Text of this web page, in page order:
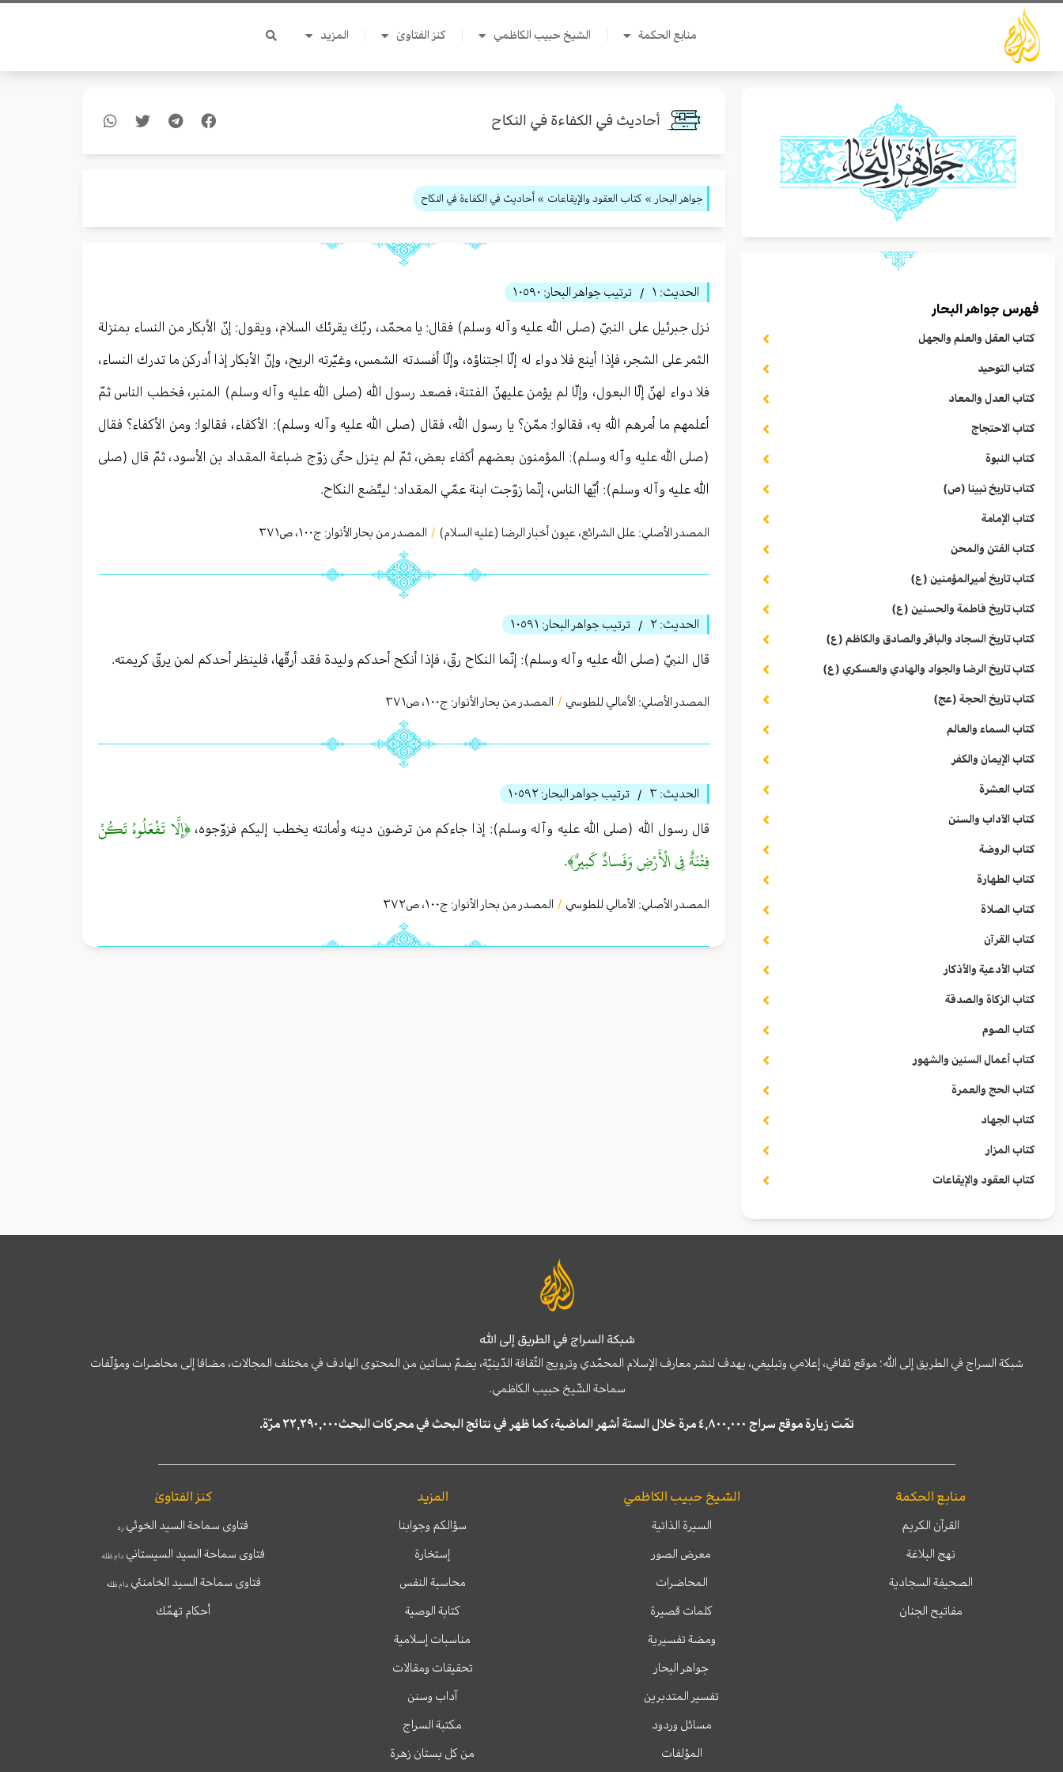
تخطي
المحتوى
منابع الحكمة الشيخ حبيب الكاظمي كنز الفتاوىٰ المزيد
فهرس جواهر البحار
كتاب العقل والعلم والجهل
كتاب التوحيد
كتاب العدل والمعاد
كتاب الاحتجاج
كتاب النبوة
كتاب تاريخ نبينا (ص)
كتاب الإمامة
كتاب الفتن والمحن
كتاب تاريخ أميرالمؤمنين (ع)
كتاب تاريخ فاطمة والحسنين (ع)
كتاب تاريخ السجاد والباقر والصادق والكاظم (ع)
كتاب تاريخ الرضا والجواد والهادي والعسكري (ع)
كتاب تاريخ الحجة (عج)
كتاب السماء والعالم
كتاب الإيمان والكفر
كتاب العشرة
كتاب الآداب والسنن
كتاب الروضة
كتاب الطهارة
كتاب الصلاة
كتاب القرآن
كتاب الأدعية والأذكار
كتاب الزكاة والصدقة
كتاب الصوم
كتاب أعمال السنين والشهور
كتاب الحج والعمرة
كتاب الجهاد
كتاب المزار
كتاب العقود والإيقاعات
أحاديث في الكفاءة في النكاح
جواهر البحار » كتاب العقود والإيقاعات » أحاديث في الكفاءة في النكاح
الحديث: ١ / ترتيب جواهر البحار: ١٠٥٩٠
نزل جبرئيل على النبيّ (صلى الله عليه وآله وسلم) فقال: يا محمّد، ربّك يقرئك السلام، ويقول: إنّ الأبكار من النساء بمنزلة
الثمر على الشجر، فإذا أينع فلا دواء له إلّا اجتناؤه، وإلّا أفسدته الشمس، وغيّرته الريح، وإنّ الأبكار إذا أدركن ما تدرك النساء،
فلا دواء لهنّ إلّا البعول، وإلّا لم يؤمن عليهنّ الفتنة، فصعد رسول الله (صلى الله عليه وآله وسلم) المنبر، فخطب الناس ثمّ
أعلمهم ما أمرهم الله به، فقالوا: ممّن؟ يا رسول الله، فقال (صلى الله عليه وآله وسلم): الأكفاء، فقالوا: ومن الأكفاء؟ فقال
(صلى الله عليه وآله وسلم): المؤمنون بعضهم أكفاء بعض، ثمّ لم ينزل حتّى زوّج ضباعة المقداد بن الأسود، ثمّ قال (صلى
الله عليه وآله وسلم): أيّها الناس، إنّما زوّجت ابنة عمّي المقداد؛ ليتّضع النكاح.
المصدر الأصلي: علل الشرائع، عيون أخبار الرضا (عليه السلام) / المصدر من بحار الأنوار: ج١٠٠، ص٣٧١
الحديث: ٢ / ترتيب جواهر البحار: ١٠٥٩١
قال النبيّ (صلى الله عليه وآله وسلم): إنّما النكاح رقّ، فإذا أنكح أحدكم وليدة فقد أرقّها، فلينظر أحدكم لمن يرقّ كريمته.
المصدر الأصلي: الأمالي للطوسي / المصدر من بحار الأنوار: ج١٠٠، ص٣٧١
الحديث: ٣ / ترتيب جواهر البحار: ١٠٥٩٢
قال رسول الله (صلى الله عليه وآله وسلم): إذا جاءكم من ترضون دينه وأمانته يخطب إليكم فزوّجوه،﴿إِلَّا تَفْعَلُوهُ تَكُنْ
فِتْنَةٌ فِي الْأَرْضِ وَفَسادٌ كَبيرٌ﴾.
المصدر الأصلي: الأمالي للطوسي / المصدر من بحار الأنوار: ج١٠٠، ص٣٧٢
شبكة السراج في الطريق إلى الله
شبكة السراج في الطريق إلى الله؛ موقع ثقافي، إعلامي وتبليغي، يهدف لنشر معارف الإسلام المحمّدي وترويج الثّقافة الدّينيّة، يضمّ بساتين من المحتوى الهادف في مختلف المجالات، مضافا إلى محاضرات ومؤلّفات
سماحة الشّيخ حبيب الكاظمي.
تمّت زيارة موقع سراج ٤,٨٠٠,٠٠٠ مرة خلال الستة أشهر الماضية، كما ظهر في نتائج البحث في محركات البحث٢٢,٢٩٠,٠٠٠ مرّة.
منابع الحكمة
القرآن الكريم
نهج البلاغة
الصحيفة السجادية
مفاتيح الجنان
الشيخ حبيب الكاظمي
السيرة الذاتية
معرض الصور
المحاضرات
كلمات قصيرة
ومضة تفسيرية
جواهر البحار
تفسير المتدبرين
مسائل وردود
المؤلفات
المزيد
سؤالكم وجوابنا
إستخارة
محاسبة النفس
كتابة الوصية
مناسبات إسلامية
تحقيقات ومقالات
آداب وسنن
مكتبة السراج
من كل بستان زهرة
كنز الفتاوىٰ
فتاوى سماحة السيد الخوئي ره
فتاوى سماحة السيد السيستاني دام ظله
فتاوى سماحة السيد الخامنئيدام ظله
أحكام تهمّك